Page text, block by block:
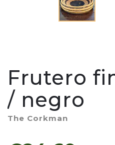
Frutero
/ negro
The Corkman